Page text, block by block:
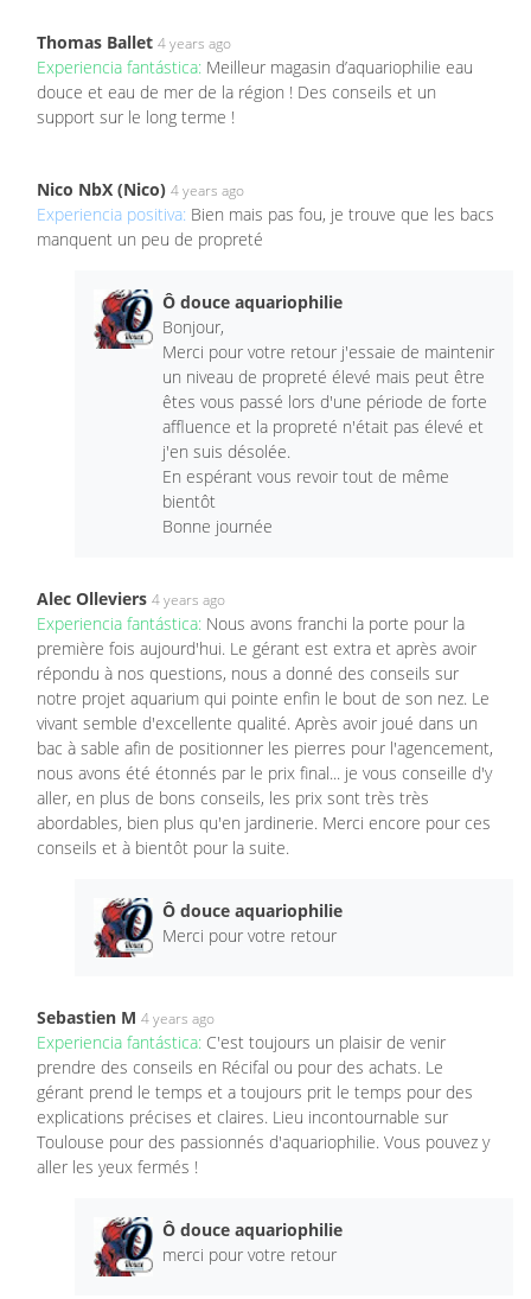
Thomas Ballet 4 years ago
Experiencia fantástica: Meilleur magasin d’aquariophilie eau
douce et eau de mer de la région ! Des conseils et un
support sur le long terme !
Nico NbX (Nico) 4 years ago
Experiencia positiva: Bien mais pas fou, je trouve que les bacs
manquent un peu de propreté
Ô douce aquariophilie
Bonjour,
Merci pour votre retour j'essaie de maintenir
un niveau de propreté élevé mais peut être
êtes vous passé lors d'une période de forte
affluence et la propreté n'était pas élevé et
j'en suis désolée.
En espérant vous revoir tout de même
bientôt
Bonne journée
Alec Olleviers 4 years ago
Experiencia fantástica: Nous avons franchi la porte pour la
première fois aujourd'hui. Le gérant est extra et après avoir
répondu à nos questions, nous a donné des conseils sur
notre projet aquarium qui pointe enfin le bout de son nez. Le
vivant semble d'excellente qualité. Après avoir joué dans un
bac à sable afin de positionner les pierres pour l'agencement,
nous avons été étonnés par le prix final... je vous conseille d'y
aller, en plus de bons conseils, les prix sont très très
abordables, bien plus qu'en jardinerie. Merci encore pour ces
conseils et à bientôt pour la suite.
Ô douce aquariophilie
Merci pour votre retour
Sebastien M 4 years ago
Experiencia fantástica: C'est toujours un plaisir de venir
prendre des conseils en Récifal ou pour des achats. Le
gérant prend le temps et a toujours prit le temps pour des
explications précises et claires. Lieu incontournable sur
Toulouse pour des passionnés d'aquariophilie. Vous pouvez y
aller les yeux fermés !
Ô douce aquariophilie
merci pour votre retour